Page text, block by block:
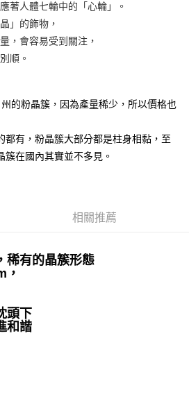
以上)免運費
以上)免運費
含以上)免運費
著人體七輪中的「心輪」。
」的飾物，
，會容易受到關注，
順。
的粉晶簇，因為產量稀少，所以價格也
都有，粉晶簇大部分都是柱身相黏，至
在國內其實並不多見。
相關推薦
稀有的晶簇形態
，
頭下
和諧